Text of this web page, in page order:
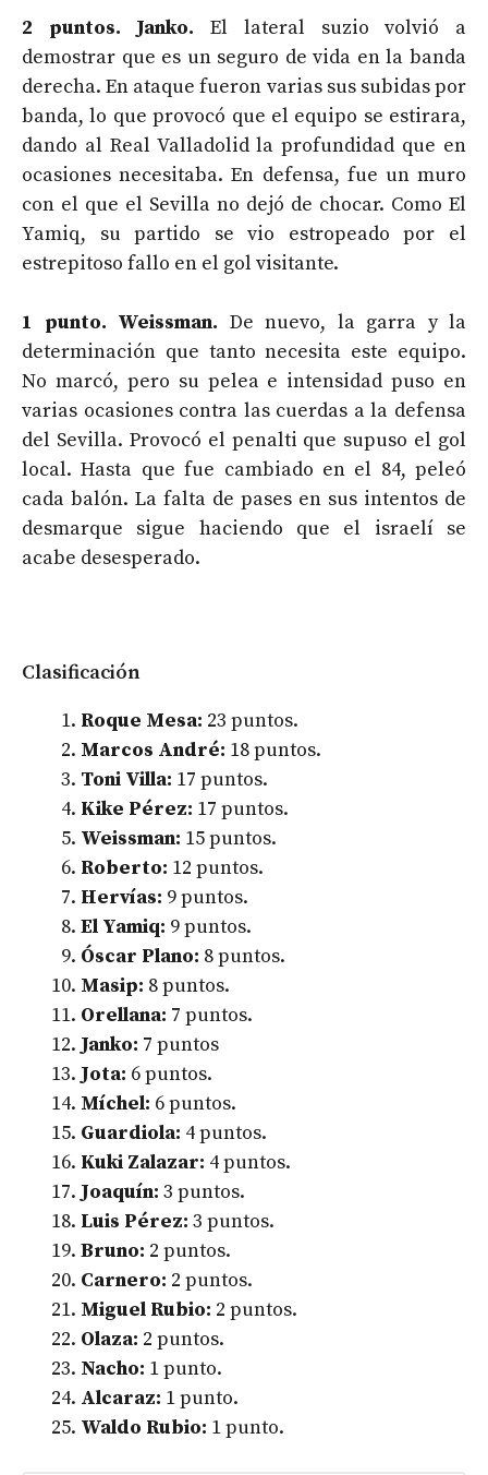
2 puntos. Janko. El lateral suzio volvió a
demostrar que es un seguro de vida en la banda
derecha. En ataque fueron varias sus subidas por
banda, lo que provocó que el equipo se estirara,
dando al Real Valladolid la profundidad que en
ocasiones necesitaba. En defensa, fue un muro
con el que el Sevilla no dejó de chocar. Como El
Yamiq, su partido se vio estropeado por el
estrepitoso fallo en el gol visitante.
1 punto. Weissman. De nuevo, la garra y la
determinación que tanto necesita este equipo.
No marcó, pero su pelea e intensidad puso en
varias ocasiones contra las cuerdas a la defensa
del Sevilla. Provocó el penalti que supuso el gol
local. Hasta que fue cambiado en el 84, peleó
cada balón. La falta de pases en sus intentos de
desmarque sigue haciendo que el israelí se
acabe desesperado.
Clasificación
Roque Mesa: 23 puntos.
Marcos André: 18 puntos.
Toni Villa: 17 puntos.
Kike Pérez: 17 puntos.
Weissman: 15 puntos.
Roberto: 12 puntos.
Hervías: 9 puntos.
El Yamiq: 9 puntos.
Óscar Plano: 8 puntos.
Masip: 8 puntos.
Orellana: 7 puntos.
Janko: 7 puntos
Jota: 6 puntos.
Míchel: 6 puntos.
Guardiola: 4 puntos.
Kuki Zalazar: 4 puntos.
Joaquín: 3 puntos.
Luis Pérez: 3 puntos.
Bruno: 2 puntos.
Carnero: 2 puntos.
Miguel Rubio: 2 puntos.
Olaza: 2 puntos.
Nacho: 1 punto.
Alcaraz: 1 punto.
Waldo Rubio: 1 punto.